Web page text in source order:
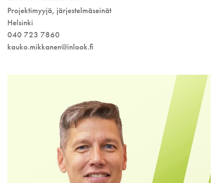
Projektimyyjä, järjestelmäseinät
Helsinki
040 723 7860
kauko.mikkanen@inlook.fi